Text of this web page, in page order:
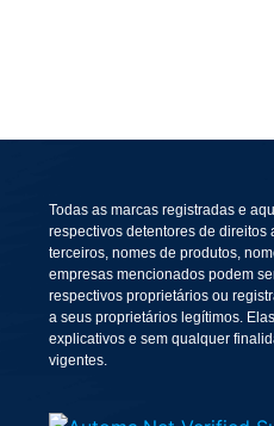
Todas as marcas registradas e
respectivos detentores de direitos
terceiros, nomes de produtos,
empresas mencionados podem
respectivos proprietários ou
a seus proprietários legítimos.
explicativos e sem qualquer
vigentes.